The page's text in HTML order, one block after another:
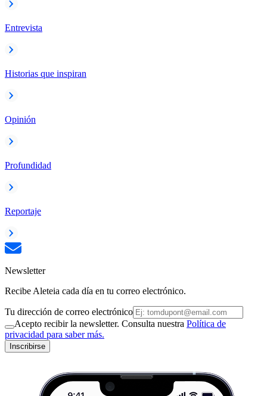
Entrevista
Historias que inspiran
Opinión
Profundidad
Reportaje
Newsletter
Recibe Aleteia cada día en tu correo electrónico.
Tu dirección de correo electrónico
Acepto recibir la newsletter. Consulta nuestra Política de
privacidad para saber más.
Inscribirse